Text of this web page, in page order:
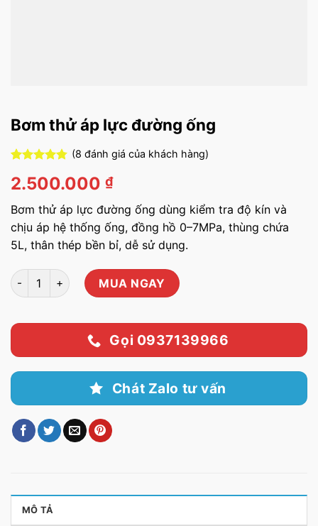
Bơm thử áp lực đường ống
dựa trên
đánh giá
(8 đánh giá của khách hàng)
2.500.000 ₫
Bơm thử áp lực đường ống dùng kiểm tra độ kín và
chịu áp hệ thống ống, đồng hồ 0–7MPa, thùng chứa
5L, thân thép bền bỉ, dễ sử dụng.
Bơm thử áp lực đường ống số lượng
MUA NGAY
Gọi 0937139966
Chát Zalo tư vấn
MÔ TẢ